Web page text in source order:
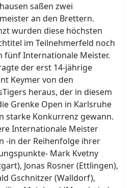
saßen zwei
an den Brettern.
wurden diese höchsten
im Teilnehmerfeld noch
fünf Internationale Meister.
der erst 14-jährige
Keymer von den
heraus, der in diesem
Grenke Open in Karlsruhe
starke Konkurrenz gewann.
Internationale Meister
-in der Reihenfolge ihrer
Mark Kvetny
Jonas Rosner (Ettlingen),
Gschnitzer (Walldorf),